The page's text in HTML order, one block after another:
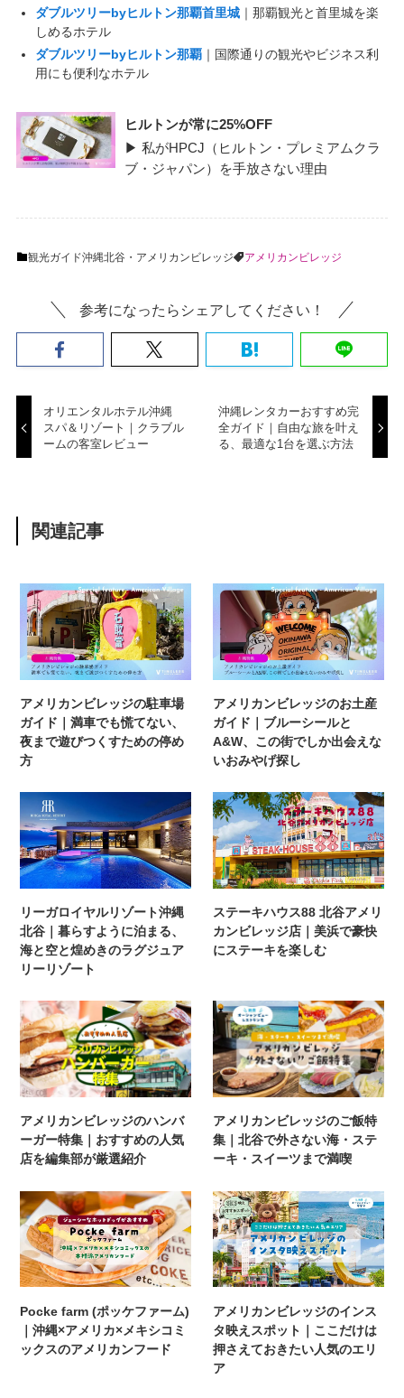
ダブルツリーbyヒルトン那覇首里城｜那覇観光と首里城を楽
しめるホテル
ダブルツリーbyヒルトン那覇｜国際通りの観光やビジネス利
用にも便利なホテル
ヒルトンが常に25%OFF
▶ 私がHPCJ（ヒルトン・プレミアムクラ
ブ・ジャパン）を手放さない理由
観光ガイド沖縄北谷・アメリカンビレッジ アメリカンビレッジ
参考になったらシェアしてください！
オリエンタルホテル沖縄
スパ＆リゾート｜クラブル
ームの客室レビュー
沖縄レンタカーおすすめ完
全ガイド｜自由な旅を叶え
る、最適な1台を選ぶ方法
関連記事
アメリカンビレッジの駐車場
ガイド｜満車でも慌てない、
夜まで遊びつくすための停め
方
アメリカンビレッジのお土産
ガイド｜ブルーシールと
A&W、この街でしか出会えな
いおみやげ探し
リーガロイヤルリゾート沖縄
北谷｜暮らすように泊まる、
海と空と煌めきのラグジュア
リーリゾート
ステーキハウス88 北谷アメリ
カンビレッジ店｜美浜で豪快
にステーキを楽しむ
アメリカンビレッジのハンバ
ーガー特集｜おすすめの人気
店を編集部が厳選紹介
アメリカンビレッジのご飯特
集｜北谷で外さない海・ステ
ーキ・スイーツまで満喫
Pocke farm (ポッケファーム)
｜沖縄×アメリカ×メキシコミ
ックスのアメリカンフード
アメリカンビレッジのインス
タ映えスポット｜ここだけは
押さえておきたい人気のエリ
ア